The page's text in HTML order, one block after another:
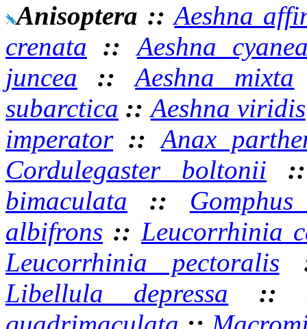
Anisoptera ::Aeshna
crenata ::Aeshna
juncea ::Aeshna mixta
subarctica ::Aeshna viridis
imperator::Anax
Cordulegaster boltonii
bimaculata ::
albifrons :: Leucorrhinia
Leucorrhinia pectoralis
Libellula depressa ::